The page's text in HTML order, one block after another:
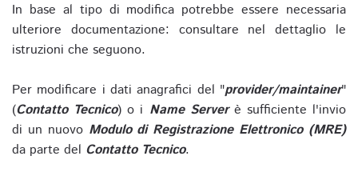
In base al tipo di modifica potrebbe essere necessaria
ulteriore documentazione: consultare nel dettaglio le
istruzioni che seguono.
Per modificare i dati anagrafici del "provider/maintainer"
(Contatto Tecnico) o i Name Serverè sufficiente l'invio
di un nuovo Modulo di Registrazione Elettronico (MRE)
da parte del Contatto Tecnico.